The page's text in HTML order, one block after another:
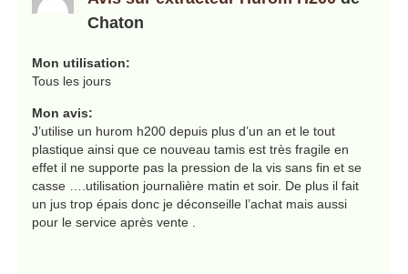
Chaton
Mon utilisation:
Tous les jours
Mon avis:
J’utilise un hurom h200 depuis plus d’un an et le tout
plastique ainsi que ce nouveau tamis est très fragile en
effet il ne supporte pas la pression de la vis sans fin et se
casse ….utilisation journalière matin et soir. De plus il fait
un jus trop épais donc je déconseille l’achat mais aussi
pour le service après vente .